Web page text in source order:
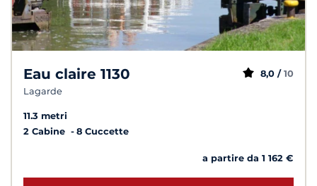
Eau claire 1130
Lagarde
8,0 / 10
11.3 metri
2 Cabine
8 Cuccette
a partire da 1 162 €